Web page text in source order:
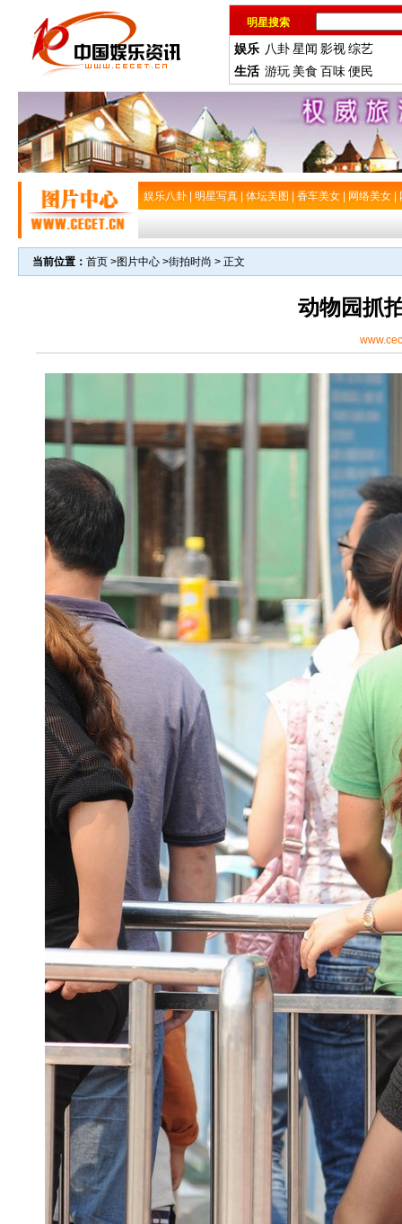
明星搜索
娱乐 八卦星闻 影视综艺
生活 游玩 美食 百味便民
娱乐八卦 明星写真 体坛美图 香车美女 网络美女
当前位置： 首页 >图片中心 >街拍时尚 > 正文
动物园抓